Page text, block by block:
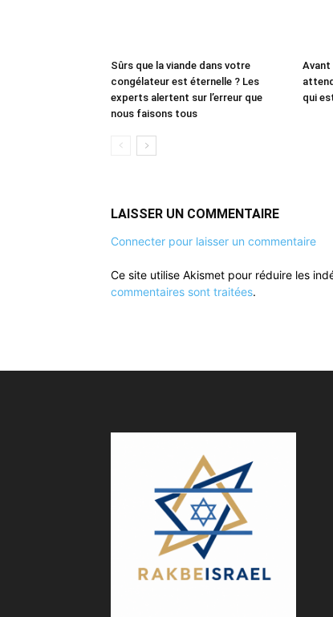
Sûrs que la viande dans votre
congélateur est éternelle ? Les
experts alertent sur l’erreur que
nous faisons tous
Avant
qui
LAISSER UN COMMENTAIRE
Connecter pour laisser un commentaire
Ce site utilise Akismet pour réduire les
commentaires sont traitées.